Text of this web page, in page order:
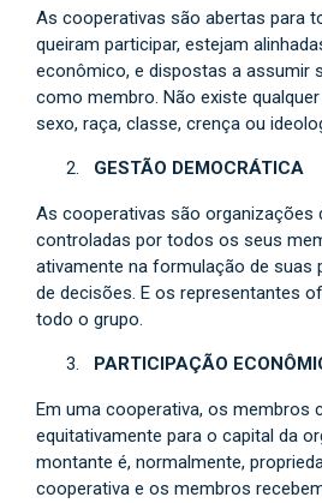
As cooperativas são abertas para
queiram participar, estejam
econômico, e dispostas a assumir
como membro. Não existe
sexo, raça, classe, crença ou
GESTÃO DEMOCRÁTICA
As cooperativas são organizações
controladas por todos os seus
ativamente na formulação de suas
de decisões. E os representantes
todo o grupo.
PARTICIPAÇÃO
Em uma cooperativa, os membros
equitativamente para o capital da
montante é, normalmente,
cooperativa e os membros